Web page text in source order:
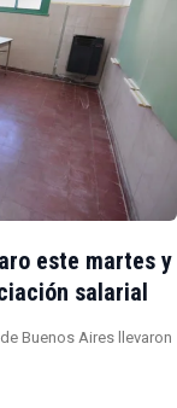
este martes y
salarial
Buenos Aires llevaron